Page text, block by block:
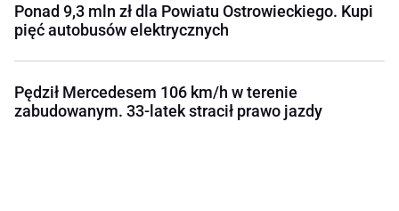
Ponad 9,3 mln zł dla Powiatu Ostrowieckiego. Kupi
pięć autobusów elektrycznych
Pędził Mercedesem 106 km/h w terenie
zabudowanym. 33-latek stracił prawo jazdy